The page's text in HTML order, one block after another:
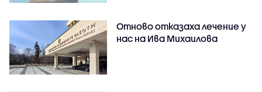
Отново отказаха лечение у
нас на Ива Михаилова